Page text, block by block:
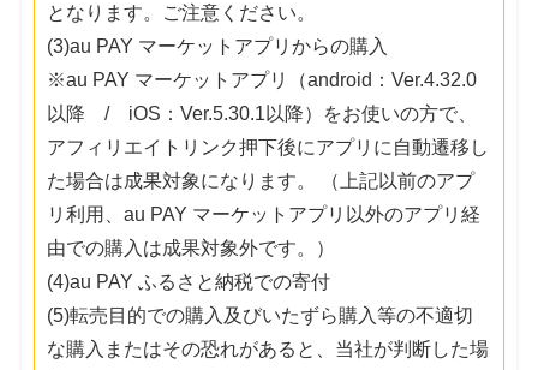
となります。ご注意ください。
(3)au PAY マーケットアプリからの購入
※au PAY マーケットアプリ（android：Ver.4.32.0
以降 / iOS：Ver.5.30.1以降）をお使いの方で、
アフィリエイトリンク押下後にアプリに自動遷移し
た場合は成果対象になります。 （上記以前のアプ
リ利用、au PAY マーケットアプリ以外のアプリ経
由での購入は成果対象外です。）
(4)au PAY ふるさと納税での寄付
(5)転売目的での購入及びいたずら購入等の不適切
な購入またはその恐れがあると、当社が判断した場